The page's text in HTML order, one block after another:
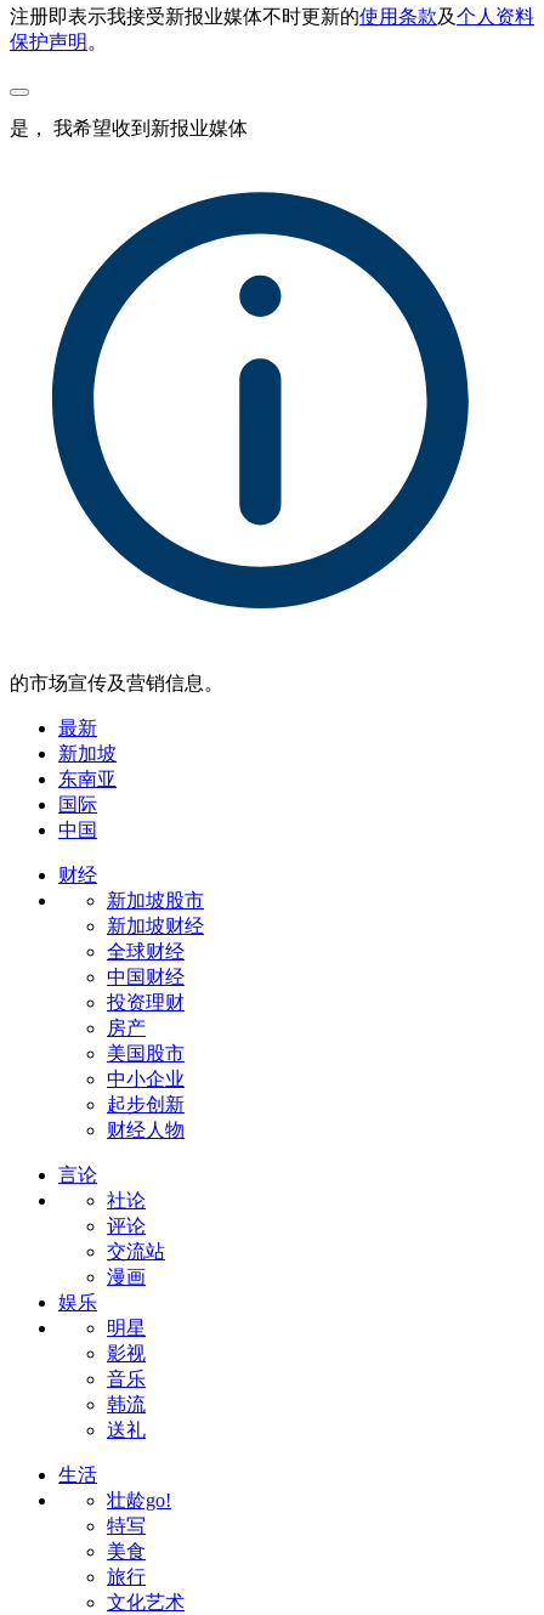
注册即表示我接受新报业媒体不时更新的使用条款及个人资料
保护声明 。
是， 我希望收到新报业媒体
的市场宣传及营销信息。
最新
新加坡
东南亚
国际
中国
财经
新加坡股市
新加坡财经
全球财经
中国财经
投资理财
房产
美国股市
中小企业
起步创新
财经人物
言论
社论
评论
交流站
漫画
娱乐
明星
影视
音乐
韩流
送礼
生活
壮龄go!
特写
美食
旅行
文化艺术